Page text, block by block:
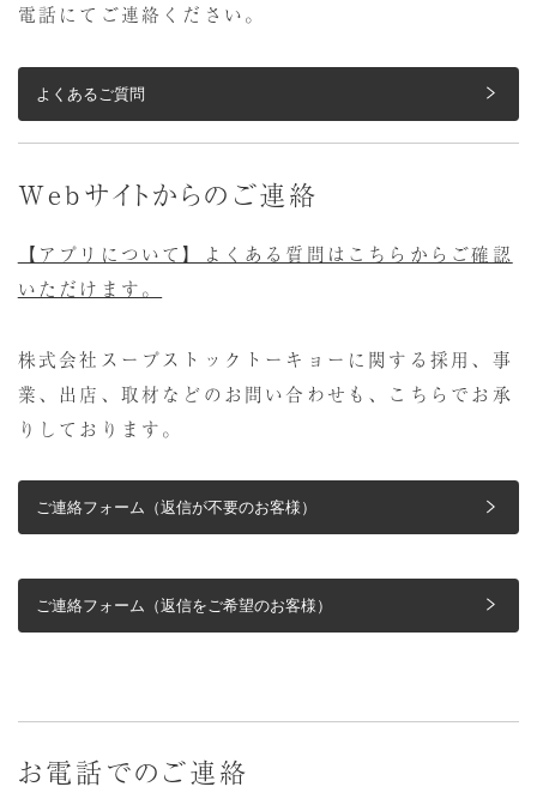
電話にてご連絡ください。
よくあるご質問
Webサイトからのご連絡
【アプリについて】よくある質問はこちらからご確認
いただけます。
株式会社スープストックトーキョーに関する採用、事
業、出店、取材などのお問い合わせも、こちらでお承
りしております。
ご連絡フォーム（返信が不要のお客様）
ご連絡フォーム（返信をご希望のお客様）
お電話でのご連絡